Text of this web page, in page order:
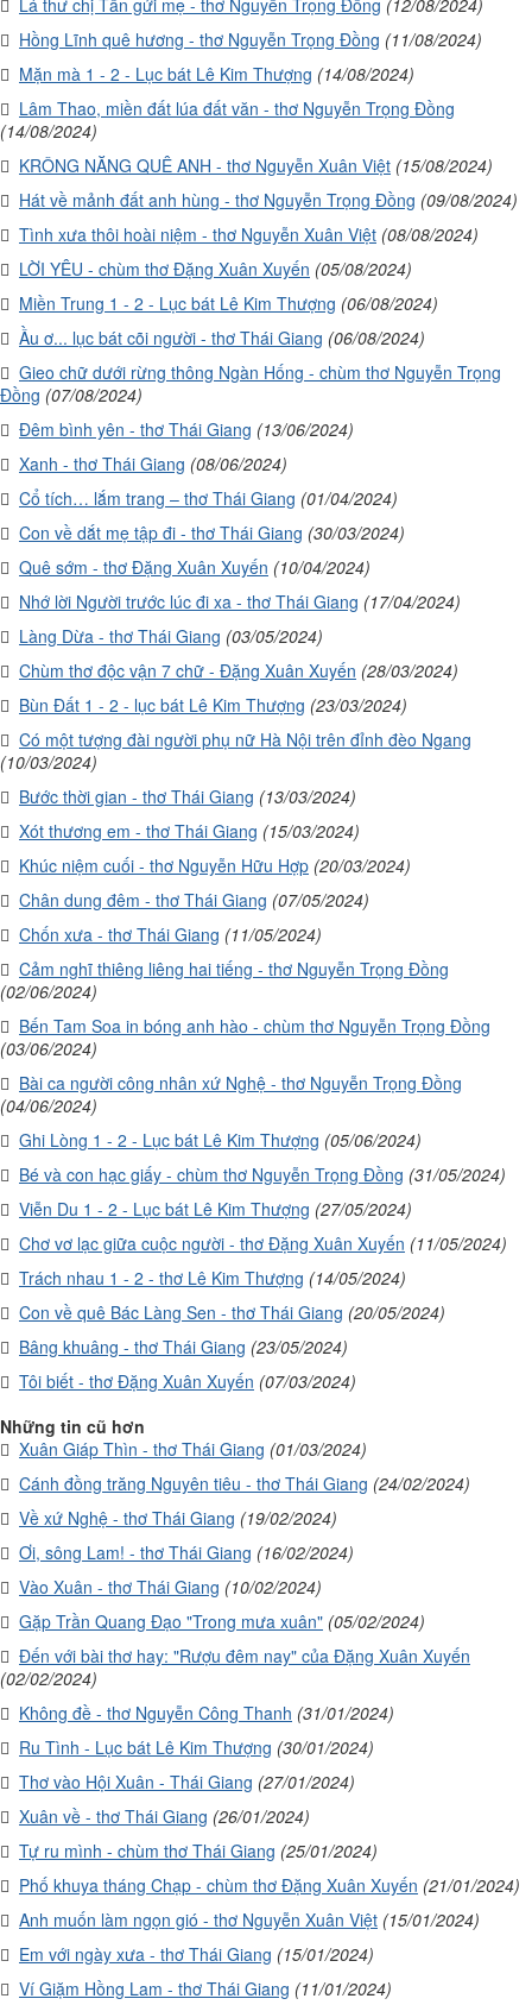
Lá thư chị Tần gửi mẹ - thơ Nguyễn Trọng Đồng (12/08/2024)
Hồng Lĩnh quê hương - thơ Nguyễn Trọng Đồng (11/08/2024)
Mặn mà 1 - 2 - Lục bát Lê Kim Thượng (14/08/2024)
Lâm Thao, miền đất lúa đất văn - thơ Nguyễn Trọng Đồng
(14/08/2024)
KRÔNG NĂNG QUÊ ANH - thơ Nguyễn Xuân Việt (15/08/2024)
Hát về mảnh đất anh hùng - thơ Nguyễn Trọng Đồng (09/08/2024)
Tình xưa thôi hoài niệm - thơ Nguyễn Xuân Việt (08/08/2024)
LỜI YÊU - chùm thơ Đặng Xuân Xuyến (05/08/2024)
Miền Trung 1 - 2 - Lục bát Lê Kim Thượng (06/08/2024)
Ầu ơ... lục bát cõi người - thơ Thái Giang (06/08/2024)
Gieo chữ dưới rừng thông Ngàn Hống - chùm thơ Nguyễn Trọng
Đồng (07/08/2024)
Đêm bình yên - thơ Thái Giang (13/06/2024)
Xanh - thơ Thái Giang (08/06/2024)
Cổ tích… lắm trang – thơ Thái Giang (01/04/2024)
Con về dắt mẹ tập đi - thơ Thái Giang (30/03/2024)
Quê sớm - thơ Đặng Xuân Xuyến (10/04/2024)
Nhớ lời Người trước lúc đi xa - thơ Thái Giang (17/04/2024)
Làng Dừa - thơ Thái Giang (03/05/2024)
Chùm thơ độc vận 7 chữ - Đặng Xuân Xuyến (28/03/2024)
Bùn Đất 1 - 2 - lục bát Lê Kim Thượng (23/03/2024)
Có một tượng đài người phụ nữ Hà Nội trên đỉnh đèo Ngang
(10/03/2024)
Bước thời gian - thơ Thái Giang (13/03/2024)
Xót thương em - thơ Thái Giang (15/03/2024)
Khúc niệm cuối - thơ Nguyễn Hữu Hợp (20/03/2024)
Chân dung đêm - thơ Thái Giang (07/05/2024)
Chốn xưa - thơ Thái Giang (11/05/2024)
Cảm nghĩ thiêng liêng hai tiếng - thơ Nguyễn Trọng Đồng
(02/06/2024)
Bến Tam Soa in bóng anh hào - chùm thơ Nguyễn Trọng Đồng
(03/06/2024)
Bài ca người công nhân xứ Nghệ - thơ Nguyễn Trọng Đồng
(04/06/2024)
Ghi Lòng 1 - 2 - Lục bát Lê Kim Thượng (05/06/2024)
Bé và con hạc giấy - chùm thơ Nguyễn Trọng Đồng (31/05/2024)
Viễn Du 1 - 2 - Lục bát Lê Kim Thượng (27/05/2024)
Chơ vơ lạc giữa cuộc người - thơ Đặng Xuân Xuyến (11/05/2024)
Trách nhau 1 - 2 - thơ Lê Kim Thượng (14/05/2024)
Con về quê Bác Làng Sen - thơ Thái Giang (20/05/2024)
Bâng khuâng - thơ Thái Giang (23/05/2024)
Tôi biết - thơ Đặng Xuân Xuyến (07/03/2024)
Những tin cũ hơn
Xuân Giáp Thìn - thơ Thái Giang (01/03/2024)
Cánh đồng trăng Nguyên tiêu - thơ Thái Giang (24/02/2024)
Về xứ Nghệ - thơ Thái Giang (19/02/2024)
Ơi, sông Lam! - thơ Thái Giang (16/02/2024)
Vào Xuân - thơ Thái Giang (10/02/2024)
Gặp Trần Quang Đạo "Trong mưa xuân" (05/02/2024)
Đến với bài thơ hay: "Rượu đêm nay" của Đặng Xuân Xuyến
(02/02/2024)
Không đề - thơ Nguyễn Công Thanh (31/01/2024)
Ru Tình - Lục bát Lê Kim Thượng (30/01/2024)
Thơ vào Hội Xuân - Thái Giang (27/01/2024)
Xuân về - thơ Thái Giang (26/01/2024)
Tự ru mình - chùm thơ Thái Giang (25/01/2024)
Phố khuya tháng Chạp - chùm thơ Đặng Xuân Xuyến (21/01/2024)
Anh muốn làm ngọn gió - thơ Nguyễn Xuân Việt (15/01/2024)
Em với ngày xưa - thơ Thái Giang (15/01/2024)
Ví Giặm Hồng Lam - thơ Thái Giang (11/01/2024)